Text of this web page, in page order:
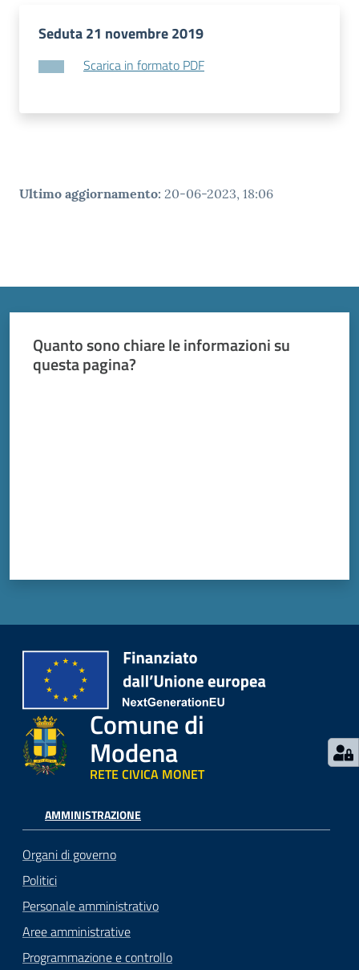
Seduta 21 novembre 2019
Scarica in formato PDF
Ultimo aggiornamento: 20-06-2023, 18:06
Quanto sono chiare le informazioni su
questa pagina?
Comune di
Modena
RETE CIVICA MONET
AMMINISTRAZIONE
Organi di governo
Politici
Personale amministrativo
Aree amministrative
Programmazione e controllo